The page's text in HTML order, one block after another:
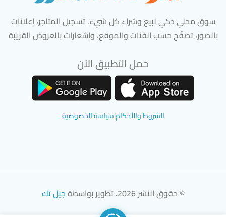
سوق محلي ذكي لبيع وشراء كل شيء. تسجيل المتاجر، إعلانات
بالصور، تصفّح حسب الفئات والموقع، وإشعارات بالعروض القريبة
حمل التطبيق الآن
الشروط والأحكام|سياسة الخصوصية
© حقوق النشر 2026. تطوير بواسطة جيل تك